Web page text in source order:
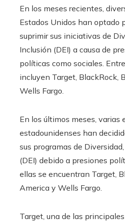
En los meses recientes,
Estados Unidos han optado
suprimir sus iniciativas de
Inclusión (DEI) a causa de
políticas como sociales.
incluyen Target, BlackRock,
Wells Fargo.
​En los últimos meses, varias
estadounidenses han
sus programas de
(DEI) debido a presiones
ellas se encuentran Target,
America y Wells Fargo.​
Target, una de las